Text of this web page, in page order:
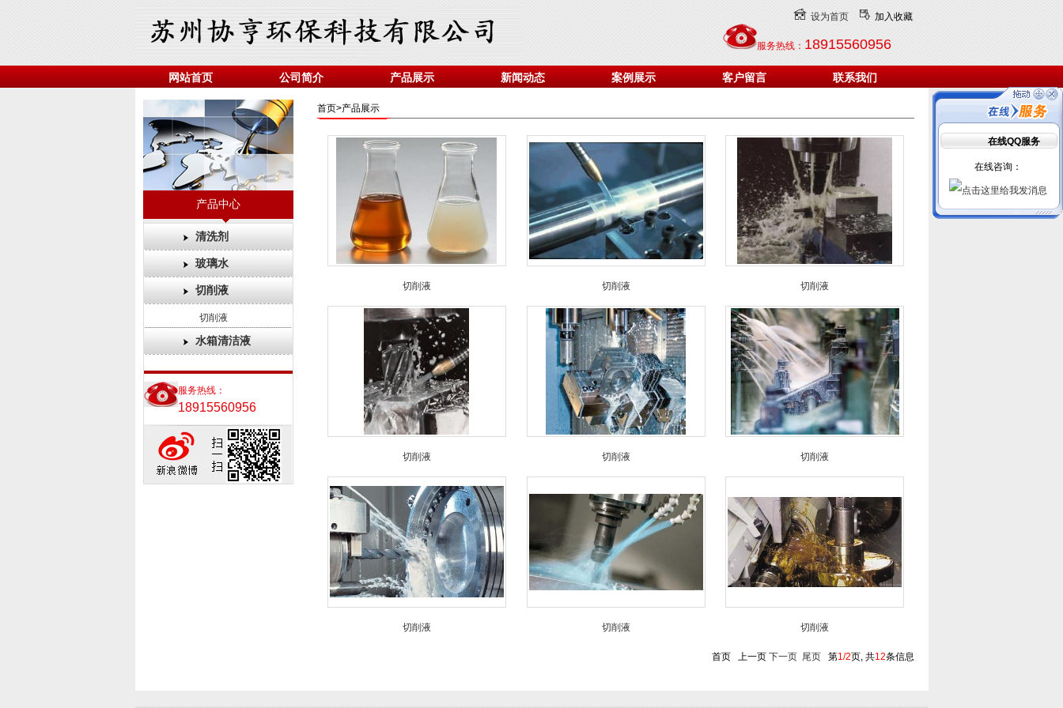
设为首页 加入收藏
服务热线： 18915560956
网站首页 公司简介 产品展示 新闻动态 案例展示 客户留言 联系我们
产品中心
清洗剂
玻璃水
切削液
切削液
水箱清洁液
服务热线：
18915560956
首页>产品展示
切削液 切削液 切削液
切削液 切削液 切削液
切削液 切削液 切削液
首页 上一页 下一页 尾页 第1/2页, 共12条信息
在线QQ服务
在线咨询：